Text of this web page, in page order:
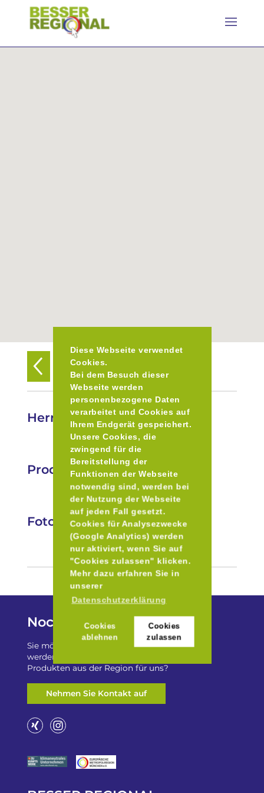
Diese Webseite verwendet
Cookies.
Bei dem Besuch dieser
Webseite werden
personenbezogene Daten
verarbeitet und Cookies auf
Ihrem Endgerät gespeichert.
Unsere Cookies, die
zwingend für die
Bereitstellung der
Funktionen der Webseite
notwendig sind, werden bei
der Nutzung der Webseite
auf jeden Fall gesetzt.
Cookies für Analysezwecke
(Google Analytics) werden
nur aktiviert, wenn Sie auf
"Cookies zulassen" klicken.
Mehr dazu erfahren Sie in
unserer
Datenschutzerklärung
Cookies
ablehnen
Cookies
zulassen
Zurück zur Übersicht
Herrmannsdorfer in Sendling
Produkte
Fotos
Noch Fragen?
Sie möchten auf „Besser Regional“ gelistet
werden? Oder haben Sie einen Freizeittip zu
Produkten aus der Region für uns?
Nehmen Sie Kontakt auf